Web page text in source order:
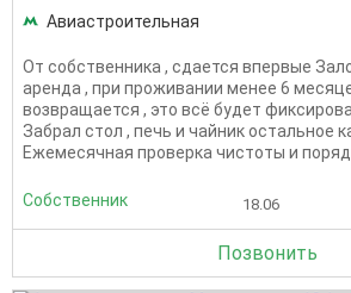
Авиастроительная
От собственника , сдается впервые
аренда , при проживании менее 6
возвращается , это всё будет
Забрал стол , печь и чайник остальное
Ежемесячная проверка чистоты и
Собственник 18.06
Позвонить